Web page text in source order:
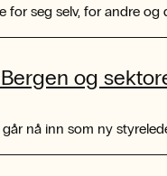
seg selv, for andre og
og
nå inn som ny